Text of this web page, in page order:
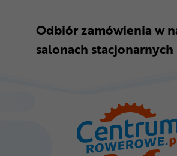
Odbiór zamówienia w
salonach stacjonarnych